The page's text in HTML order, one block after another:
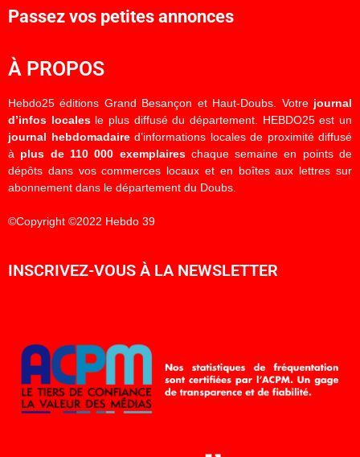
Passez vos petites annonces
À PROPOS
Hebdo25 éditions Grand Besançon et Haut-Doubs. Votre journal
d’infos localesle plus diffusé du département. HEBDO25 est un
journal hebdomadaired’informations locales de proximité diffusé
à plus de 110 000 exemplaireschaque semaine en points de
dépôts dans vos commerces locaux et en boîtes aux lettres sur
abonnement dans le département du Doubs.
©Copyright ©2022 Hebdo 39
INSCRIVEZ-VOUS À LA NEWSLETTER